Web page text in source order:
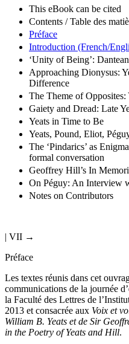
About the book
This eBook can be cited
Contents / Table des
Préface
Introduction (French/
‘Unity of Being’: Dantean
Approaching Dionysus:
Difference
The Theme of Opposites:
Gaiety and Dread: Late
Yeats in Time to Be
Yeats, Pound, Eliot,
The ‘Pindarics’ as
formal conversation
Geoffrey Hill’s In
On Péguy: An Interview
Les textes réunis dans cet
communications de la journée
la Faculté des Lettres de
2013 et consacrée auxVoix et
William B. Yeats et de Sir